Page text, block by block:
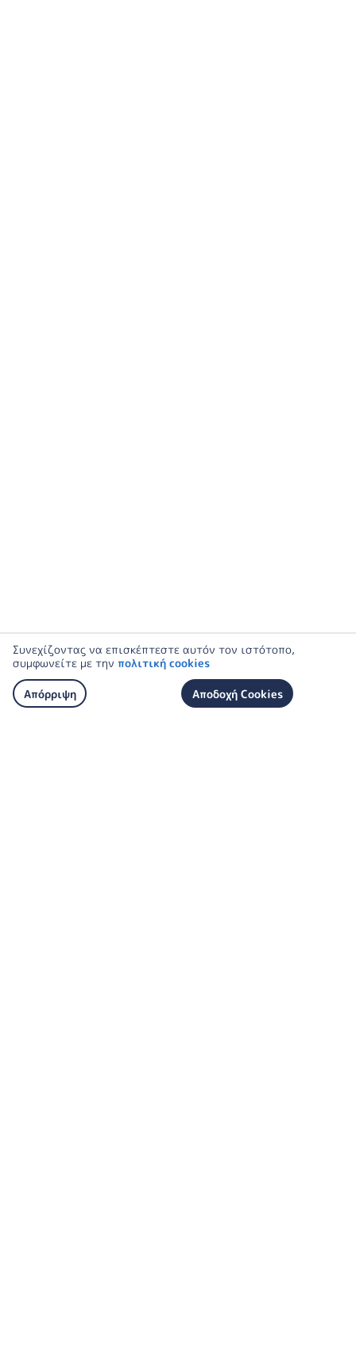
Συνεχίζοντας να επισκέπτεστε αυτόν τον ιστότοπο,
συμφωνείτε με την πολιτική cookies
Απόρριψη Αποδοχή Cookies